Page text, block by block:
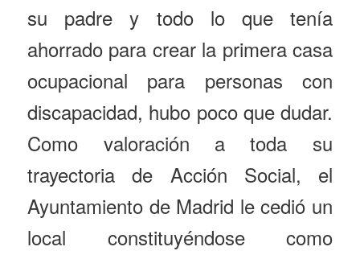
su padre y todo lo que tenía
ahorrado para crear la primera casa
ocupacional para personas con
discapacidad, hubo poco que dudar.
Como valoración a toda su
trayectoria de Acción Social, el
Ayuntamiento de Madrid le cedió un
local constituyéndose como